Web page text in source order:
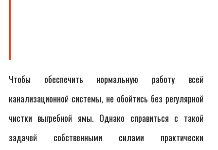
Чтобы обеспечить нормальную работу всей
канализационной системы, не обойтись без регулярной
чистки выгребной ямы. Однако справиться с такой
задачей собственными силами практически